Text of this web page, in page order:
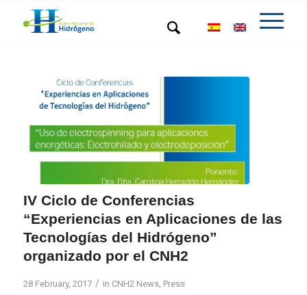
IV Ciclo de Conferencias
“Experiencias en Aplicaciones de las
Tecnologías del Hidrógeno”
organizado por el CNH2
28 February, 2017 / in CNH2 News, Press